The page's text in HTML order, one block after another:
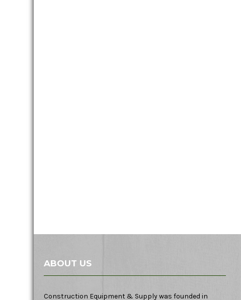
ABOUT US
Construction Equipment & Supply was founded in